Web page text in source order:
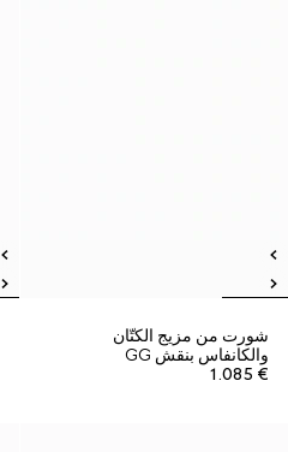
شورت من مزيج الكتّان
والكانفاس بنقش GG
€ 1.085